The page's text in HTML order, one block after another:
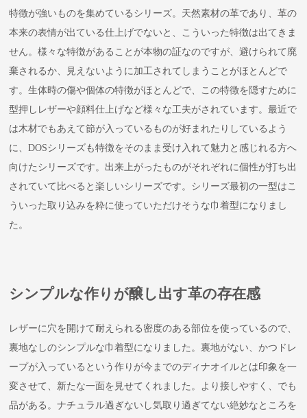
特徴が強いものを集めているシリーズ。天然素材の革であり、革の
本来の表情が出ている仕上げでないと、こういった特徴は出てきま
せん。様々な特徴があることが本物の証なのですが、避けられて廃
棄されるか、見えないように加工されてしまうことがほとんどで
す。生体時の傷や個体の特徴がほとんどで、この特徴を隠すために
型押しレザーや顔料仕上げなど様々な工夫がされています。最近で
は木材でもあえて節が入っているものが好まれたりしているよう
に、DOSシリーズも特徴をそのまま受け入れて魅力と感じれる方へ
向けたシリーズです。出来上がったものがそれぞれに個性が打ち出
されていて比べると楽しいシリーズです。シリーズ最初の一型はこ
ういった取り込みを粋に使っていただけそうな巾着型になりまし
た。
シンプルな作りが醸し出す革の存在感
レザーに穴を開けて耐えられる密度のある部位を使っているので、
裏地なしのシンプルな巾着型になりました。裏地がない、かつドレ
ープが入っているという作りが今までのディナオイルとは印象を一
変させて、新たな一面を見せてくれました。より接しやすく、でも
品がある。ナチュラル過ぎないし気取り過ぎてない絶妙なところを